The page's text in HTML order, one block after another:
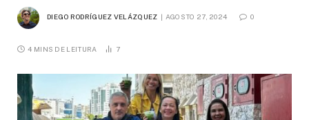
DIEGO RODRÍGUEZ VELÁZQUEZ AGOSTO 27, 2024 0
4 MINS DE LEITURA 7